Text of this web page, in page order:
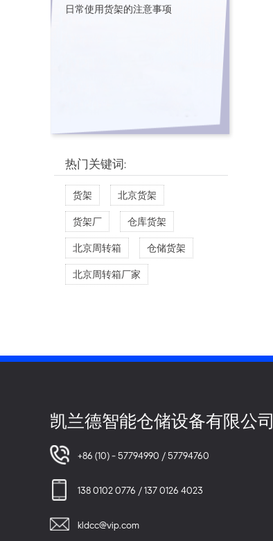
日常使用货架的注意事项
热门关键词:
货架 北京货架
货架厂 仓库货架
北京周转箱 仓储货架
北京周转箱厂家
凯兰德智能仓储设备有限公司
+86 (10) - 57794990 / 57794760
138 0102 0776 / 137 0126 4023
kldcc@vip.com